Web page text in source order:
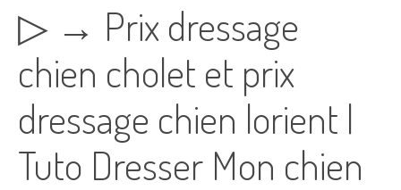
▷ → Prix dressage
chien cholet et prix
dressage chien lorient |
Tuto Dresser Mon chien